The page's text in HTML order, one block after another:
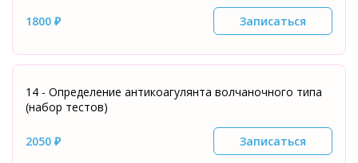
1800 ₽ Записаться
14 - Определение антикоагулянта волчаночного типа
(набор тестов)
2050 ₽ Записаться